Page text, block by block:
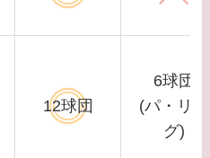
12球団
6球団
(パ・リー
グ)